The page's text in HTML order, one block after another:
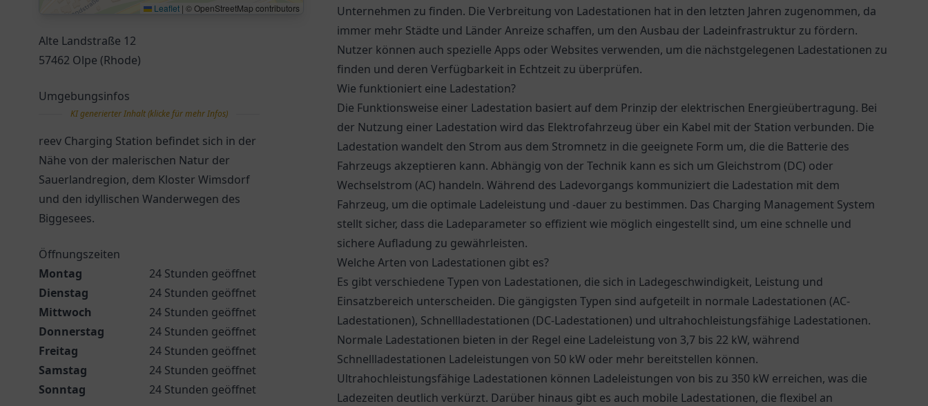
Leaflet | © OpenStreetMap contributors
Alte Landstraße 12
57462 Olpe (Rhode)
Umgebungsinfos
KI generierter Inhalt (klicke für mehr Infos)
reev Charging Station befindet sich in der
Nähe von der malerischen Natur der
Sauerlandregion, dem Kloster Wimsdorf
und den idyllischen Wanderwegen des
Biggesees.
Öffnungszeiten
Montag
24 Stunden geöffnet
Dienstag
24 Stunden geöffnet
Mittwoch
24 Stunden geöffnet
Donnerstag
24 Stunden geöffnet
Freitag
24 Stunden geöffnet
Samstag
24 Stunden geöffnet
Sonntag
24 Stunden geöffnet
Unternehmen zu finden. Die Verbreitung von Ladestationen hat in den letzten Jahren zugenommen, da
immer mehr Städte und Länder Anreize schaffen, um den Ausbau der Ladeinfrastruktur zu fördern.
Nutzer können auch spezielle Apps oder Websites verwenden, um die nächstgelegenen Ladestationen zu
finden und deren Verfügbarkeit in Echtzeit zu überprüfen.
Wie funktioniert eine Ladestation?
Die Funktionsweise einer Ladestation basiert auf dem Prinzip der elektrischen Energieübertragung. Bei
der Nutzung einer Ladestation wird das Elektrofahrzeug über ein Kabel mit der Station verbunden. Die
Ladestation wandelt den Strom aus dem Stromnetz in die geeignete Form um, die die Batterie des
Fahrzeugs akzeptieren kann. Abhängig von der Technik kann es sich um Gleichstrom (DC) oder
Wechselstrom (AC) handeln. Während des Ladevorgangs kommuniziert die Ladestation mit dem
Fahrzeug, um die optimale Ladeleistung und -dauer zu bestimmen. Das Charging Management System
stellt sicher, dass die Ladeparameter so effizient wie möglich eingestellt sind, um eine schnelle und
sichere Aufladung zu gewährleisten.
Welche Arten von Ladestationen gibt es?
Es gibt verschiedene Typen von Ladestationen, die sich in Ladegeschwindigkeit, Leistung und
Einsatzbereich unterscheiden. Die gängigsten Typen sind aufgeteilt in normale Ladestationen (AC-
Ladestationen), Schnellladestationen (DC-Ladestationen) und ultrahochleistungsfähige Ladestationen.
Normale Ladestationen bieten in der Regel eine Ladeleistung von 3,7 bis 22 kW, während
Schnellladestationen Ladeleistungen von 50 kW oder mehr bereitstellen können.
Ultrahochleistungsfähige Ladestationen können Ladeleistungen von bis zu 350 kW erreichen, was die
Ladezeiten deutlich verkürzt. Darüber hinaus gibt es auch mobile Ladestationen, die flexibel an